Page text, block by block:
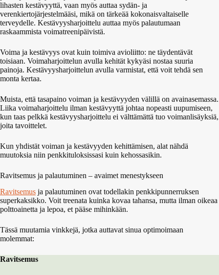
lihasten kestävyyttä, vaan myös auttaa sydän- ja
verenkiertojärjestelmääsi, mikä on tärkeää kokonaisvaltaiselle
terveydelle. Kestävyysharjoittelu auttaa myös palautumaan
raskaammista voimatreenipäivistä.
Voima ja kestävyys ovat kuin toimiva avioliitto: ne täydentävät
toisiaan. Voimaharjoittelun avulla kehität kykyäsi nostaa suuria
painoja. Kestävyysharjoittelun avulla varmistat, että voit tehdä sen
monta kertaa.
Muista, että tasapaino voiman ja kestävyyden välillä on avainasemassa.
Liika voimaharjoittelu ilman kestävyyttä johtaa nopeasti uupumiseen,
kun taas pelkkä kestävyysharjoittelu ei välttämättä tuo voimanlisäyksiä,
joita tavoittelet.
Kun yhdistät voiman ja kestävyyden kehittämisen, alat nähdä
muutoksia niin penkkituloksissasi kuin kehossasikin.
Ravitsemus ja palautuminen – avaimet menestykseen
Ravitsemus ja palautuminen ovat todellakin penkkipunnerruksen
superkaksikko. Voit treenata kuinka kovaa tahansa, mutta ilman oikeaa
polttoainetta ja lepoa, et pääse mihinkään.
Tässä muutamia vinkkejä, jotka auttavat sinua optimoimaan
molemmat:
Ravitsemus